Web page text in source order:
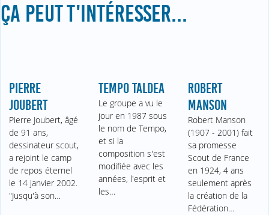
ÇA PEUT T'INTÉRESSER...
PIERRE
JOUBERT
Pierre Joubert, âgé
de 91 ans,
dessinateur scout,
a rejoint le camp
de repos éternel
le 14 janvier 2002.
"Jusqu'à son…
TEMPO TALDEA
Le groupe a vu le
jour en 1987 sous
le nom de Tempo,
et si la
composition s'est
modifiée avec les
années, l'esprit et
les…
ROBERT
MANSON
Robert Manson
(1907 - 2001) fait
sa promesse
Scout de France
en 1924, 4 ans
seulement après
la création de la
Fédération…